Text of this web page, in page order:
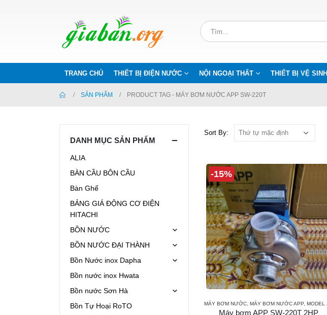
TRANG CHỦ THIẾT BỊ ĐIỆN NƯỚC NỘI NGOẠI THẤT THIẾT BỊ VỆ SINH
SẢN PHẨM PRODUCT TAG - MÁY BƠM NƯỚC APP SW-220T
Sort By:
-15%
MÁY BƠM NƯỚC MÁY BƠM NƯỚC APP MODEL APP SW
Máy bơm APP SW-220T 2HP
DANH MỤC SẢN PHẨM
ALIA
BÀN CẦU BÔN CẦU
Bàn Ghế
BẢNG GIÁ ĐỘNG CƠ ĐIỆN
HITACHI
BỒN NƯỚC
BỒN NƯỚC ĐẠI THÀNH
Bồn Nước inox Dapha
Bồn nước inox Hwata
Bồn nước Sơn Hà
Bồn Tự Hoại RoTO